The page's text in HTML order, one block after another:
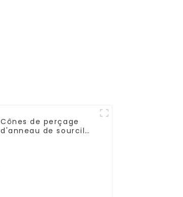
Cônes de perçage
d'anneau de sourcil